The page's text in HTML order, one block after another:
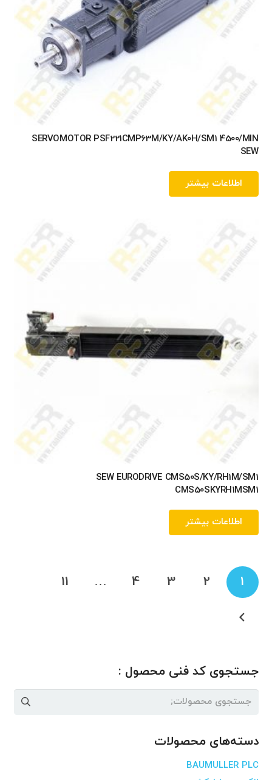
SERVOMOTOR PSF221CMP63M/KY/AK0H/SM1 4500/MIN
SEW
اطلاعات بیشتر
SEW EURODRIVE CMS50S/KY/RH1M/SM1
CMS50SKYRH1MSM1
اطلاعات بیشتر
راهبری
نوشته‌ها
1
2
3
4
…
11
جستجوی کد فنی محصول :
جستجو
دسته‌های محصولات
BAUMULLER PLC